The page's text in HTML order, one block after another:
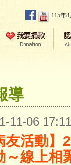
115年
導
11-06
友活動
～線上相